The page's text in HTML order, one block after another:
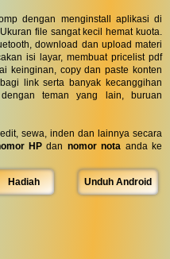
dengan menginstall aplikasi di
file sangat kecil hemat kuota.
download dan upload materi
isi layar, membuat pricelist pdf
keinginan, copy dan paste konten
link serta banyak kecanggihan
teman yang lain, buruan
sewa, inden dan lainnya secara
HP dan nomor nota anda ke
Hadiah Unduh Android